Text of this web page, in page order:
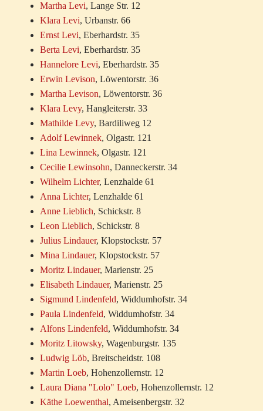
Martha Levi, Lange Str. 12
Klara Levi, Urbanstr. 66
Ernst Levi, Eberhardstr. 35
Berta Levi, Eberhardstr. 35
Hannelore Levi, Eberhardstr. 35
Erwin Levison, Löwentorstr. 36
Martha Levison, Löwentorstr. 36
Klara Levy, Hangleiterstr. 33
Mathilde Levy, Bardiliweg 12
Adolf Lewinnek, Olgastr. 121
Lina Lewinnek, Olgastr. 121
Cecilie Lewinsohn, Danneckerstr. 34
Wilhelm Lichter, Lenzhalde 61
Anna Lichter, Lenzhalde 61
Anne Lieblich, Schickstr. 8
Leon Lieblich, Schickstr. 8
Julius Lindauer, Klopstockstr. 57
Mina Lindauer, Klopstockstr. 57
Moritz Lindauer, Marienstr. 25
Elisabeth Lindauer, Marienstr. 25
Sigmund Lindenfeld, Widdumhofstr. 34
Paula Lindenfeld, Widdumhofstr. 34
Alfons Lindenfeld, Widdumhofstr. 34
Moritz Litowsky, Wagenburgstr. 135
Ludwig Löb, Breitscheidstr. 108
Martin Loeb, Hohenzollernstr. 12
Laura Diana "Lolo" Loeb, Hohenzollernstr. 12
Käthe Loewenthal, Ameisenbergstr. 32